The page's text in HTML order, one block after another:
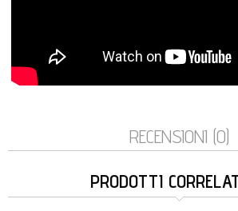
RECENSIONI (0)
PRODOTTI